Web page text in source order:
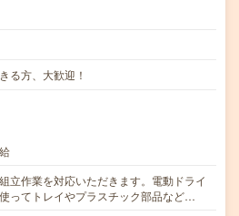
る方、大歓迎！
立作業を対応いただきます。電動ドライ
ってトレイやプラスチック部品など…